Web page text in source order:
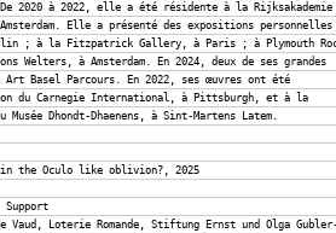
2020 à 2022, elle a été résidente à la Rijksakademie
Elle a présenté des expositions personnelles
; à la Fitzpatrick Gallery, à Paris ; à Plymouth
Welters, à Amsterdam. En 2024, deux de ses grandes
Basel Parcours. En 2022, ses œuvres ont été
du Carnegie International, à Pittsburgh, et à la
Dhondt-Dhaenens, à Sint-Martens Latem.
the Oculo like oblivion?, 2025
Vaud, Loterie Romande, Stiftung Ernst und Olga